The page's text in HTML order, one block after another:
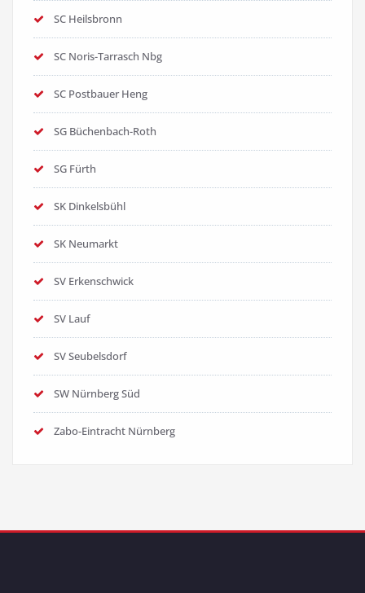
SC Heilsbronn
SC Noris-Tarrasch Nbg
SC Postbauer Heng
SG Büchenbach-Roth
SG Fürth
SK Dinkelsbühl
SK Neumarkt
SV Erkenschwick
SV Lauf
SV Seubelsdorf
SW Nürnberg Süd
Zabo-Eintracht Nürnberg